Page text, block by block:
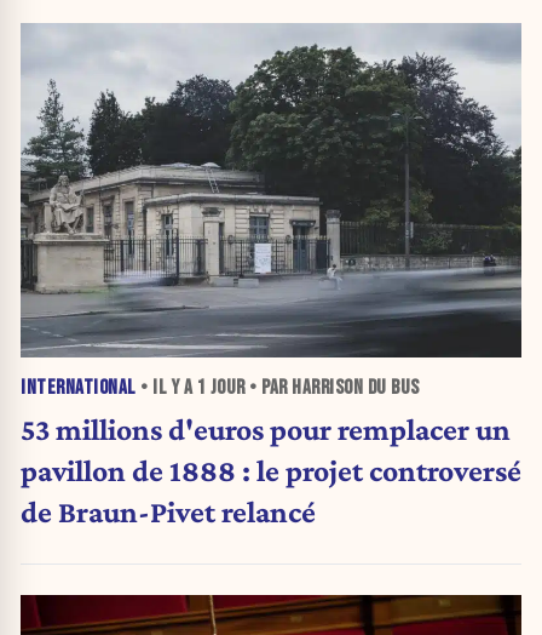
INTERNATIONAL • IL Y A 1 JOUR• PAR HARRISON DU BUS
53 millions d'euros pour remplacer un
pavillon de 1888 : le projet controversé
de Braun-Pivet relancé